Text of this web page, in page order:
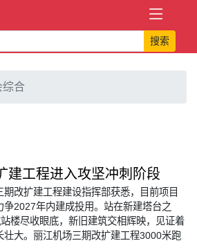
搜索
综合
建工程进入攻坚冲刺阶段
改扩建工程建设指挥部获悉，目前项目
争2027年内建成投用。站在新建塔台之
楼尽收眼底，新旧建筑交相辉映，见证着
壮大。丽江机场三期改扩建工程3000米跑